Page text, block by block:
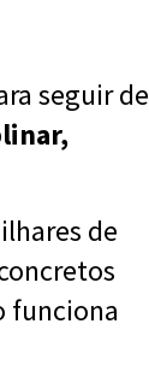
seguir de
de
funciona